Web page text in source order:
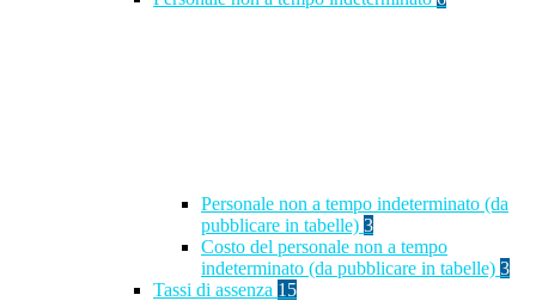
Personale non a tempo indeterminato (da
pubblicare in tabelle) 3
Costo del personale non a tempo
indeterminato (da pubblicare in tabelle) 3
Tassi di assenza 15